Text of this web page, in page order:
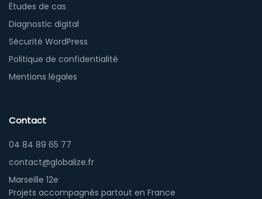
Études de cas
Diagnostic digital
Sécurité WordPress
Politique de confidentialité
Mentions légales
Contact
04 84 89 65 77
contact@globalize.fr
Marseille 12e
Projets accompagnés partout en France